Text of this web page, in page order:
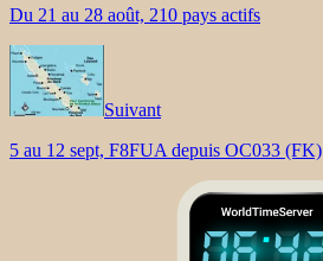
Du 21 au 28 août, 210 pays actifs
Suivant
5 au 12 sept, F8FUA depuis OC033 (FK)